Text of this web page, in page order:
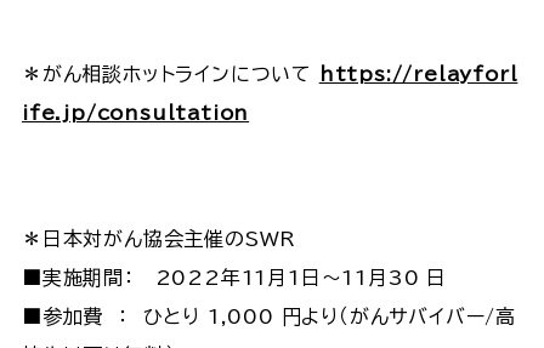
＊がん相談ホットラインについて
https://relayforl
ife.jp/consultation
＊日本対がん協会主催のSWR
■実施期間： 2022年11月1日～11月30 日
■参加費 ： ひとり 1,000 円より（がんサバイバー/高